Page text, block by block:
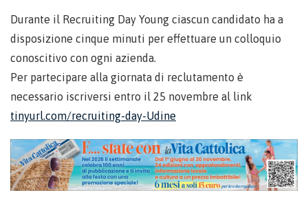
Durante il Recruiting Day Young ciascun candidato ha a
disposizione cinque minuti per effettuare un colloquio
conoscitivo con ogni azienda.
Per partecipare alla giornata di reclutamento è
necessario iscriversi entro il 25 novembre al link
tinyurl.com/recruiting-day-Udine